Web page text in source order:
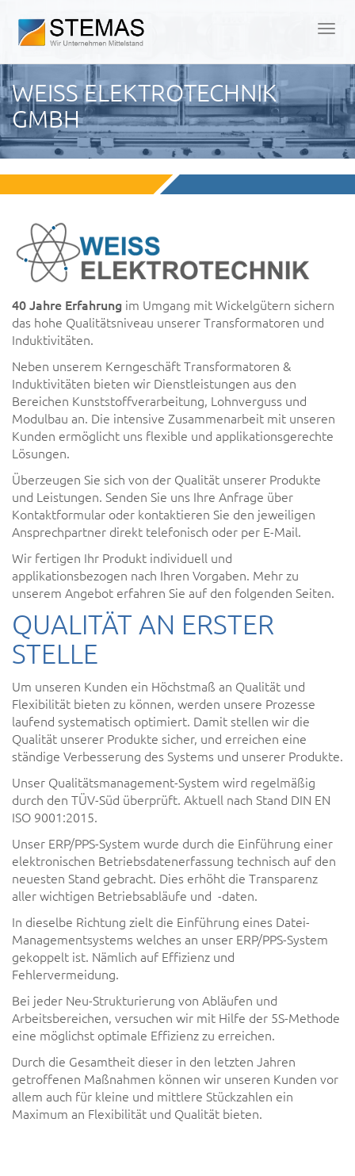
WEISS ELEKTROTECHNIK
GMBH
40 Jahre Erfahrung im Umgang mit Wickelgütern sichern
das hohe Qualitätsniveau unserer Transformatoren und
Induktivitäten.
Neben unserem Kerngeschäft Transformatoren &
Induktivitäten bieten wir Dienstleistungen aus den
Bereichen Kunststoffverarbeitung, Lohnverguss und
Modulbau an. Die intensive Zusammenarbeit mit unseren
Kunden ermöglicht uns flexible und applikationsgerechte
Lösungen.
Überzeugen Sie sich von der Qualität unserer Produkte
und Leistungen. Senden Sie uns Ihre Anfrage über
Kontaktformular oder kontaktieren Sie den jeweiligen
Ansprechpartner direkt telefonisch oder per E-Mail.
Wir fertigen Ihr Produkt individuell und
applikationsbezogen nach Ihren Vorgaben. Mehr zu
unserem Angebot erfahren Sie auf den folgenden Seiten.
QUALITÄT AN ERSTER
STELLE
Um unseren Kunden ein Höchstmaß an Qualität und
Flexibilität bieten zu können, werden unsere Prozesse
laufend systematisch optimiert. Damit stellen wir die
Qualität unserer Produkte sicher, und erreichen eine
ständige Verbesserung des Systems und unserer Produkte.
Unser Qualitätsmanagement-System wird regelmäßig
durch den TÜV-Süd überprüft. Aktuell nach Stand DIN EN
ISO 9001:2015.
Unser ERP/PPS-System wurde durch die Einführung einer
elektronischen Betriebsdatenerfassung technisch auf den
neuesten Stand gebracht. Dies erhöht die Transparenz
aller wichtigen Betriebsabläufe und -daten.
In dieselbe Richtung zielt die Einführung eines Datei-
Managementsystems welches an unser ERP/PPS-System
gekoppelt ist. Nämlich auf Effizienz und
Fehlervermeidung.
Bei jeder Neu-Strukturierung von Abläufen und
Arbeitsbereichen, versuchen wir mit Hilfe der 5S-Methode
eine möglichst optimale Effizienz zu erreichen.
Durch die Gesamtheit dieser in den letzten Jahren
getroffenen Maßnahmen können wir unseren Kunden vor
allem auch für kleine und mittlere Stückzahlen ein
Maximum an Flexibilität und Qualität bieten.